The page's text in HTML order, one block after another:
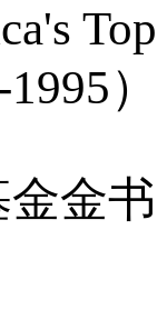
Top
）
金书